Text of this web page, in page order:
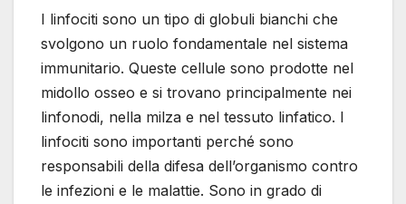
I linfociti sono un tipo di globuli bianchi che
svolgono un ruolo fondamentale nel sistema
immunitario. Queste cellule sono prodotte nel
midollo osseo e si trovano principalmente nei
linfonodi, nella milza e nel tessuto linfatico. I
linfociti sono importanti perché sono
responsabili della difesa dell’organismo contro
le infezioni e le malattie. Sono in grado di